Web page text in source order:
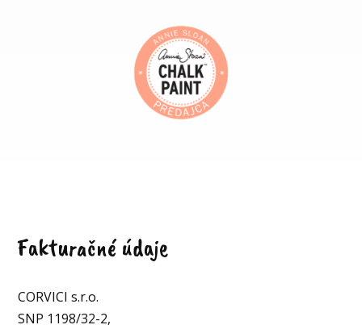
Fakturačné údaje
CORVICI s.r.o.
SNP 1198/32-2,